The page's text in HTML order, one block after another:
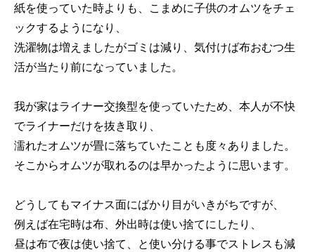
紙を使っていた時よりも、こまめに子供のオムツをチェ
ックするようになり、
洗濯物は増えましたがゴミは減り、気付けば布おむつ生
活が当たり前になっていました。
我が家はライナー交換型を使っていたため、本人が不快
でライナーだけを抜き取り、
濡れたオムツが畳に落ちていたことも度々ありました。
そこからオムツが取れるのは早かったように思います。
どうしてもマイナス面にばかり目がいきがちですが、
例えば在宅時は布、外出時は使い捨てにしたり、
昼は布で夜は使い捨て、と使い分ける事でストレスも減